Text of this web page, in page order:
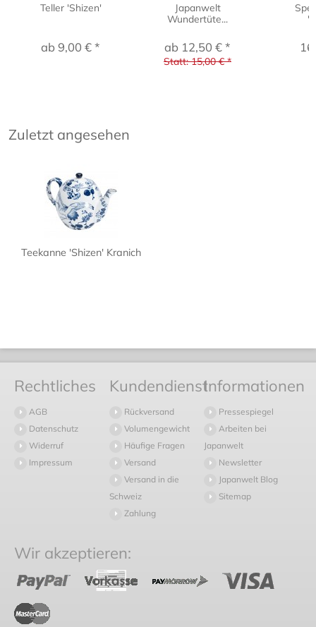
Teller 'Shizen'
ab 9,00 € *
Japanwelt
Wundertüte...
ab 12,50 € *
Statt: 15,00 € *
Zuletzt angesehen
Teekanne 'Shizen' Kranich
Rechtliches
AGB
Datenschutz
Widerruf
Impressum
Kundendienst
Rückversand
Volumengewicht
Häufige Fragen
Versand
Versand in die
Schweiz
Zahlung
Informationen
Pressespiegel
Arbeiten bei
Japanwelt
Newsletter
Japanwelt Blog
Sitemap
Wir akzeptieren: